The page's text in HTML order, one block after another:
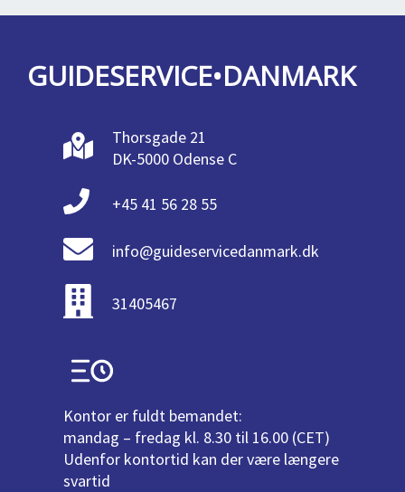
GUIDESERVICE•DANMARK
Thorsgade 21
DK-5000 Odense C
+45 41 56 28 55
info@guideservicedanmark.dk
31405467
Kontor er fuldt bemandet:
mandag – fredag kl. 8.30 til 16.00 (CET)
Udenfor kontortid kan der være længere
svartid